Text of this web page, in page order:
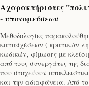
Αχαρακτήριστες
- υπονομεύσεων
Μεθοδολογίες
κατασχέσεων ( κρατικών
κωδικών, φίμωσης με
από τους συνεργάτες της
που στοχεύουν
και την αδιαφάνεια. Από το